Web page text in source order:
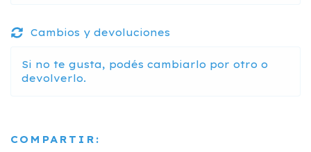
Cambios y devoluciones
Si no te gusta, podés cambiarlo por otro o
devolverlo.
COMPARTIR: